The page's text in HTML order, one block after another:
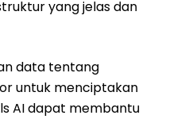
yang jelas dan
data tentang
untuk menciptakan
AI dapat membantu